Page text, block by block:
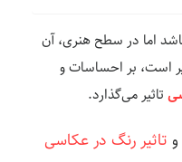
اما در سطح هنری، آن
است، بر احساسات و
تاثیر می‌گذارد.
تاثیر رنگ در عکاسی